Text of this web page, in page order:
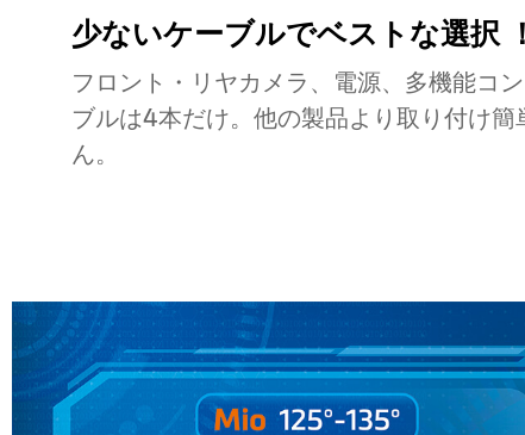
少ないケーブルでベストな選択 ！
フロント・リヤカメラ、電源、多機能コ
ブルは4本だけ。他の製品より取り付け簡
ん。